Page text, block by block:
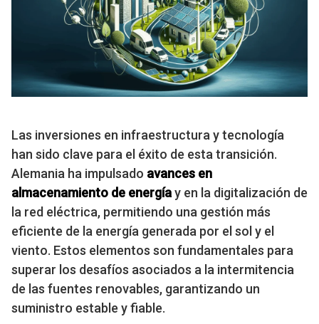
Las inversiones en infraestructura y tecnología
han sido clave para el éxito de esta transición.
Alemania ha impulsado avances en
almacenamiento de energíay en la digitalización de
la red eléctrica, permitiendo una gestión más
eficiente de la energía generada por el sol y el
viento. Estos elementos son fundamentales para
superar los desafíos asociados a la intermitencia
de las fuentes renovables, garantizando un
suministro estable y fiable.